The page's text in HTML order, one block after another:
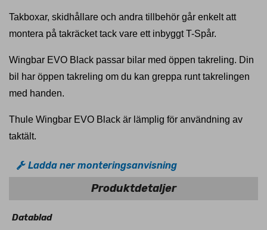
Takboxar, skidhållare och andra tillbehör går enkelt att
montera på takräcket tack vare ett inbyggt T-Spår.
Wingbar EVO Black passar bilar med öppen takreling. Din
bil har öppen takreling om du kan greppa runt takrelingen
med handen.
Thule Wingbar EVO Black är lämplig för användning av
taktält.
Ladda ner monteringsanvisning
Produktdetaljer
Datablad